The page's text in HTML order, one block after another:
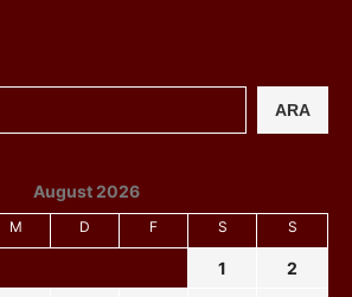
ARA
August 2026
M D F S S
1
2